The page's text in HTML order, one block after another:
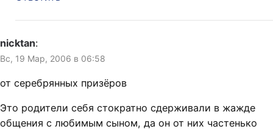
nicktan:
Вс, 19 Мар, 2006 в 06:58
от серебрянных призёров
Это родители себя стократно сдерживали в жажде
общения с любимым сыном, да он от них частенько